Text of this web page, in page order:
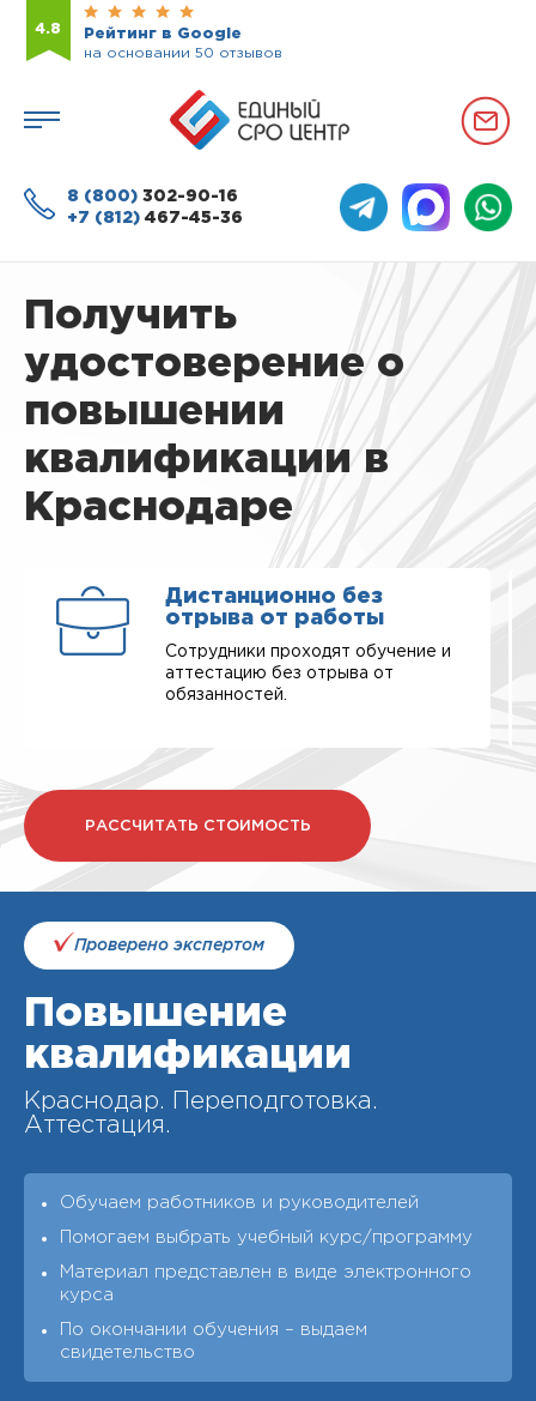
4.8
Рейтинг в Google
на основании 50 отзывов
8 (800) 302-90-16
+7 (812) 467-45-36
Получить
удостоверение о
повышении
квалификации в
Краснодаре
Дистанционно без
отрыва от работы
Сотрудники проходят обучение и
аттестацию без отрыва от
обязанностей.
РАССЧИТАТЬ СТОИМОСТЬ
Проверено экспертом
Повышение
квалификации
Краснодар. Переподготовка.
Аттестация.
Обучаем работников и руководителей
Помогаем выбрать учебный курс/программу
Материал представлен в виде электронного
курса
По окончании обучения – выдаeм
свидетельство